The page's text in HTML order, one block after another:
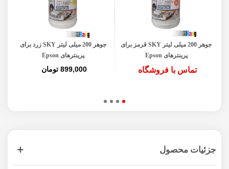
جوهر 200 میلی لیتر SKY قرمز برای
پرینترهای Epson
تماس با فروشگاه
جوهر 200 میلی لیتر SKY زرد برای
پرینترهای Epson
899,000 تومان
جزئیات محصول